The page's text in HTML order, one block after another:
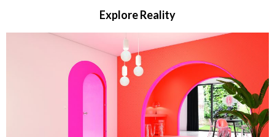
Explore Reality